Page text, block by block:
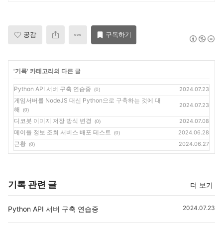
공감 구독하기
'기록' 카테고리의 다른 글
Python API 서버 구축 연습중 (0) 2024.07.23
게임서버를 NodeJS 대신 Python으로 구축하는 것에 대
해
(0)
2024.07.23
디코봇 이미지 저장 방식 변경 (0) 2024.07.08
메이플 정보 조회 서비스 배포 테스트 (0) 2024.06.28
근황 (0) 2024.06.27
기록 관련 글 더 보기
Python API 서버 구축 연습중 2024.07.23